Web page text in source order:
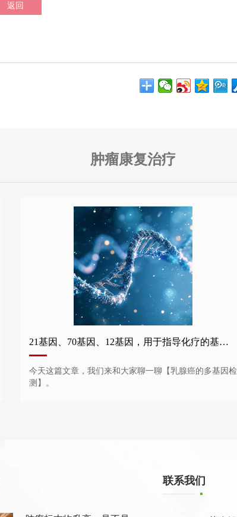
返回
肿瘤康复治疗
21基因、70基因、12基因，用于指导化疗的基因检测谁需要做？
今天这篇文章，我们来和大家聊一聊【乳腺癌的多基因检
测】。
联系我们